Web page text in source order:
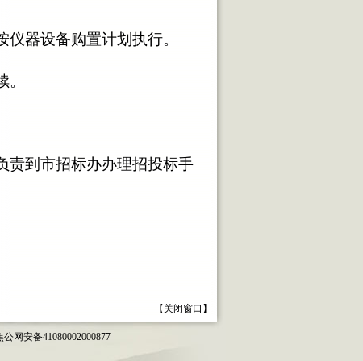
器设备购置计划执行。
责到市招标办办理招投标手
【关闭窗口 】
网安备41080002000877